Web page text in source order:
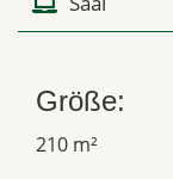
Größe:
210 m²